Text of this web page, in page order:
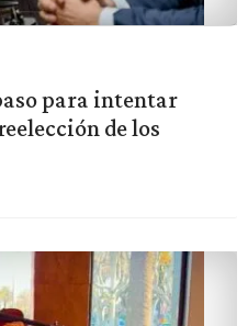
para intentar
de los